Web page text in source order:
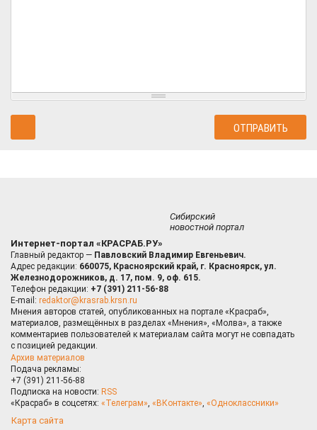
Сибирский
новостной портал
Интернет-портал «КРАСРАБ.РУ»
Главный редактор — Павловский Владимир Евгеньевич.
Адрес редакции: 660075, Красноярский край, г. Красноярск, ул.
Железнодорожников, д. 17, пом. 9, оф. 615.
Телефон редакции: +7 (391) 211-56-88
E-mail: redaktor@krasrab.krsn.ru
Мнения авторов статей, опубликованных на портале «Красраб»,
материалов, размещённых в разделах «Мнения», «Молва», а также
комментариев пользователей к материалам сайта могут не совпадать
с позицией редакции.
Архив материалов
Подача рекламы:
+7 (391) 211-56-88
Подписка на новости: RSS
«Красраб» в соцсетях: «Телеграм», «ВКонтакте», «Одноклассники»
Карта сайта